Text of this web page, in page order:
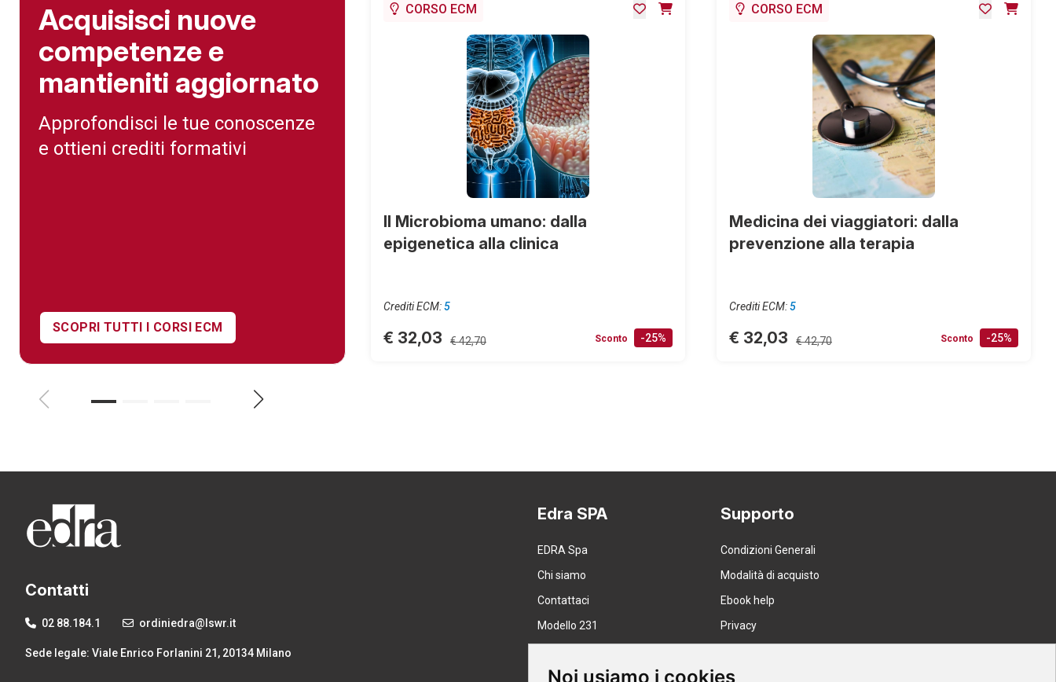
Noi usiamo i cookies
Acquisisci nuove
competenze e
mantieniti aggiornato
Approfondisci le tue conoscenze
e ottieni crediti formativi
SCOPRI TUTTI I CORSI ECM
CORSO ECM
Il Microbioma umano: dalla
epigenetica alla clinica
Crediti ECM:5
€ 32,03 € 42,70 Sconto -25%
CORSO ECM
Medicina dei viaggiatori: dalla
prevenzione alla terapia
Crediti ECM:5
€ 32,03 € 42,70 Sconto -25%
Contatti
02 88.184.1 ordiniedra@lswr.it
Sede legale: Viale Enrico Forlanini 21, 20134 Milano
Edra SPA
EDRA Spa
Chi siamo
Contattaci
Modello 231
Supporto
Condizioni Generali
Modalità di acquisto
Ebook help
Privacy
Spedizione